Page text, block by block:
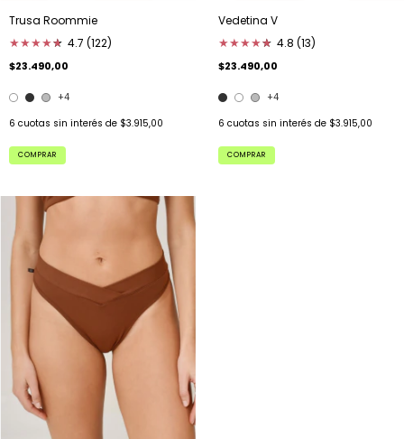
Trusa Roommie
★★★★★
★ 4.7 (122)
$23.490,00
+4
6 cuotas sin interés de $3.915,00
COMPRAR
Vedetina V
★★★★★
★ 4.8 (13)
$23.490,00
+4
6 cuotas sin interés de $3.915,00
COMPRAR